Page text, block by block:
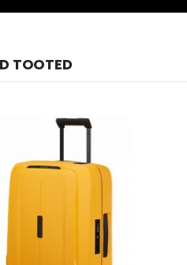
TOOTED